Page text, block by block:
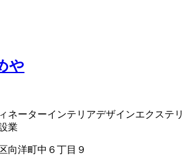
や
ネーターインテリアデザインエクステリ
業
向洋町中６丁目９